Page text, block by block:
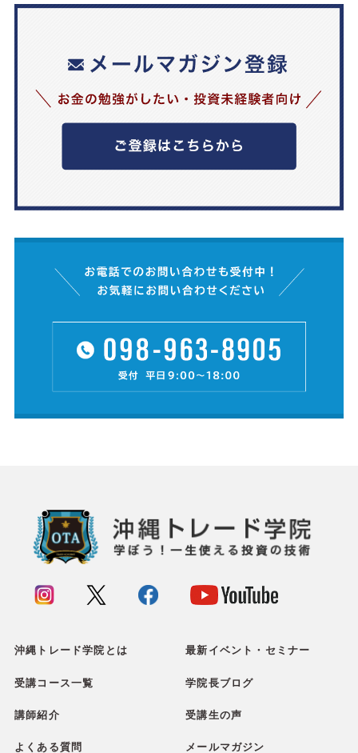
沖縄トレード学院とは 最新イベント・セミナー
受講コース一覧 学院長ブログ
講師紹介 受講生の声
よくある質問 メールマガジン